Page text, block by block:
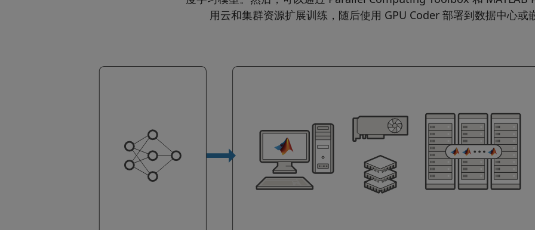
用云和集群资源扩展训练，随后使用 GPU Coder 部署到数据中心或